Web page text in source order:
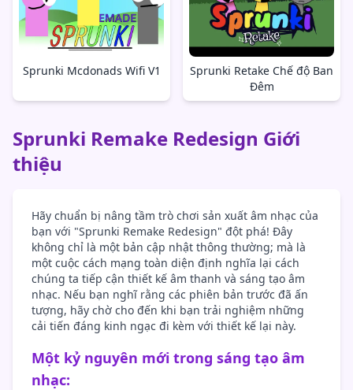
Sprunki Mcdonads Wifi V1
Sprunki Retake Chế độ Ban
Đêm
Sprunki Remake Redesign Giới
thiệu
Hãy chuẩn bị nâng tầm trò chơi sản xuất âm nhạc của
bạn với "Sprunki Remake Redesign" đột phá! Đây
không chỉ là một bản cập nhật thông thường; mà là
một cuộc cách mạng toàn diện định nghĩa lại cách
chúng ta tiếp cận thiết kế âm thanh và sáng tạo âm
nhạc. Nếu bạn nghĩ rằng các phiên bản trước đã ấn
tượng, hãy chờ cho đến khi bạn trải nghiệm những
cải tiến đáng kinh ngạc đi kèm với thiết kế lại này.
Một kỷ nguyên mới trong sáng tạo âm
nhạc: